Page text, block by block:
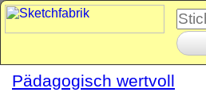
Pädagogisch wertvoll